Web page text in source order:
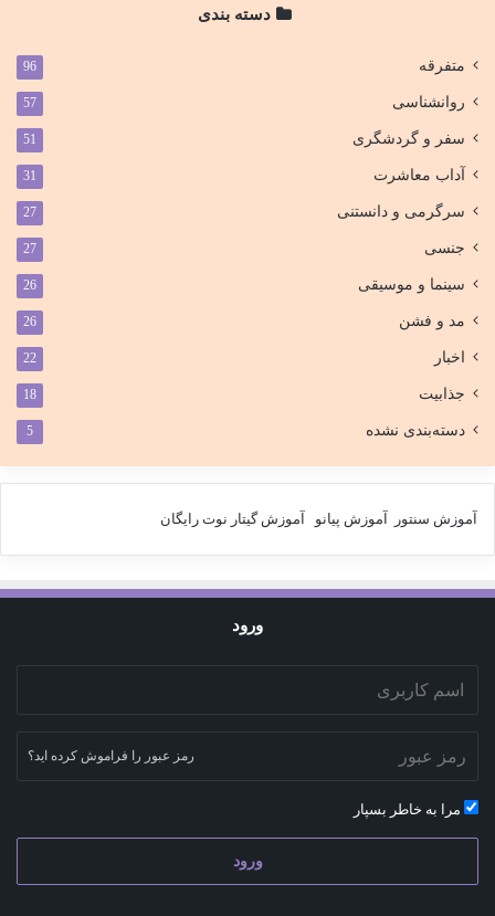
دسته بندی
متفرقه 96
روانشناسی 57
سفر و گردشگری 51
آداب معاشرت 31
سرگرمی و دانستنی 27
جنسی 27
سینما و موسیقی 26
مد و فشن 26
اخبار 22
جذابیت 18
دسته‌بندی نشده 5
آموزش سنتور آموزش پیانو آموزش گیتار نوت رایگان
ورود
رمز عبور را فراموش کرده اید؟
مرا به خاطر بسپار
ورود